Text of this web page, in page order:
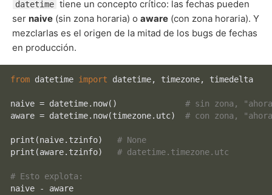
datetime tiene un concepto crítico: las fechas pueden
ser naive (sin zona horaria) o aware (con zona horaria). Y
mezclarlas es el origen de la mitad de los bugs de fechas
en producción.
from datetime import datetime, timezone, timedelta
naive = datetime.now() # sin zona,
aware = datetime.now(timezone.utc) # con zona,
print (naive.tzinfo) # None
print (aware.tzinfo) # datetime.timezone.utc
# Esto explota: